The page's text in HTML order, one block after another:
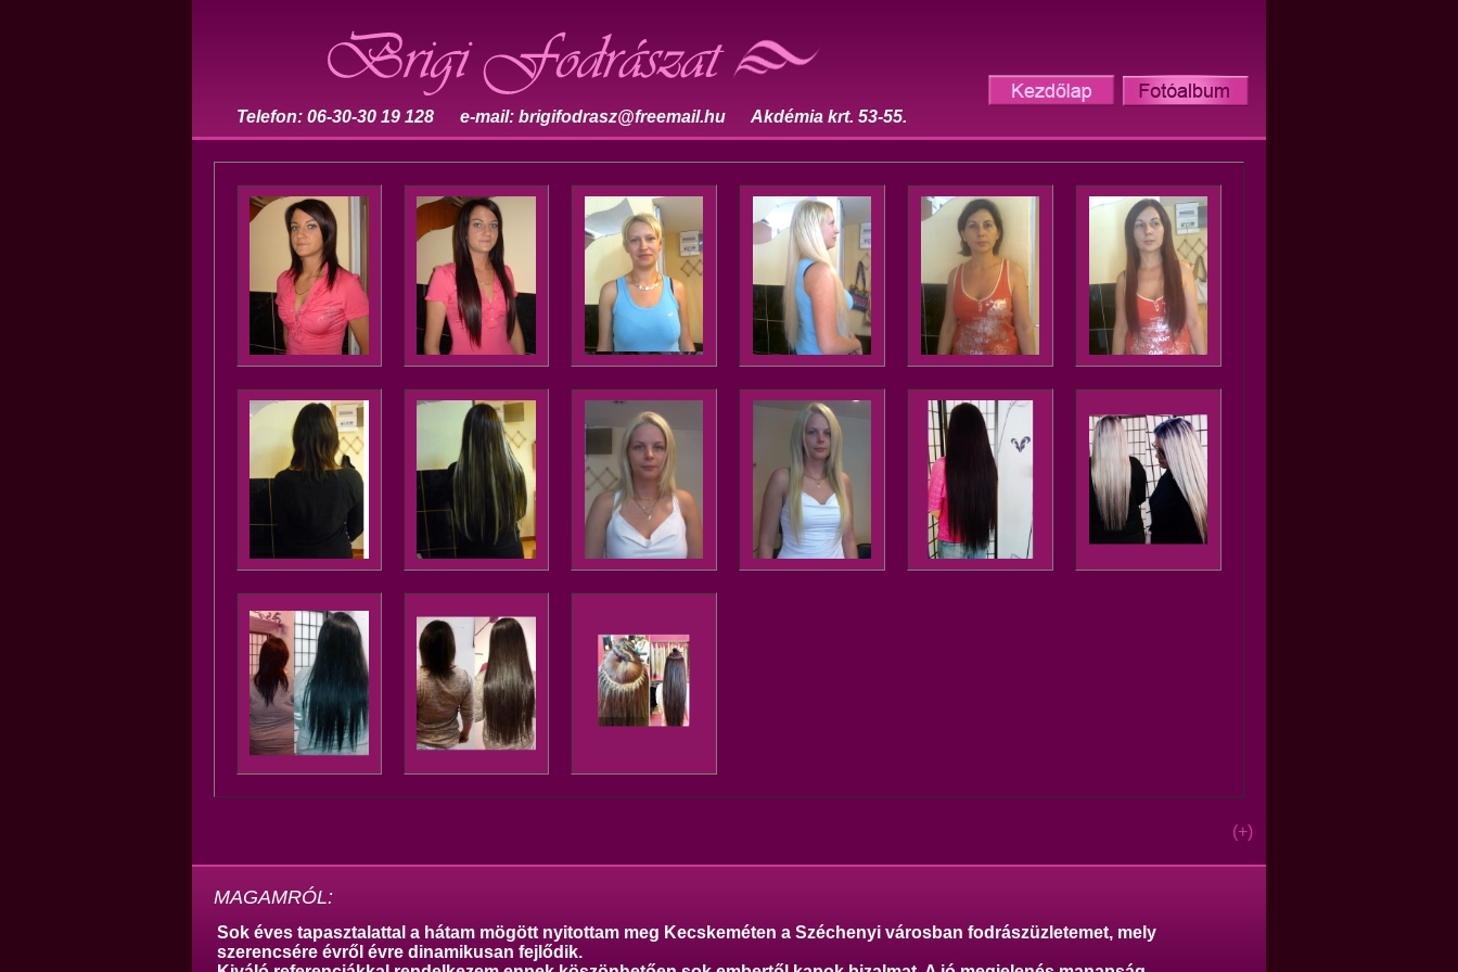
Telefon: 06-30-30 19 128 e-mail: brigifodrasz@freemail.hu Akdémia krt. 53-55.
(+)
MAGAMRÓL:
Sok éves tapasztalattal a hátam mögött nyitottam meg Kecskeméten a Széchenyi városban fodrászüzletemet, mely
szerencsére évről évre dinamikusan fejlődik.